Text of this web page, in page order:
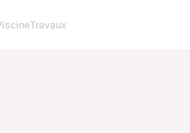
Travaux